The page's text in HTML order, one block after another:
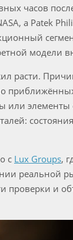
часов
а Patek
модели
расти.
или
с Lux Groups,
реальной
проверки и